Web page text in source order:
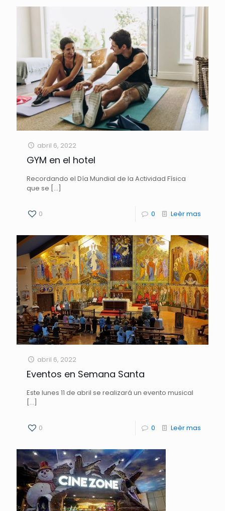
abril 6, 2022
GYM en el hotel
Recordando el Día Mundial de la Actividad Física
que se […]
0 0 Leèr mas
abril 6, 2022
Eventos en Semana Santa
Este lunes 11 de abril se realizará un evento musical
[…]
0 0 Leèr mas